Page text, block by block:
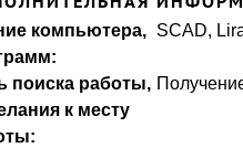
компьютера,
SCAD,
поиска работы,
к месту